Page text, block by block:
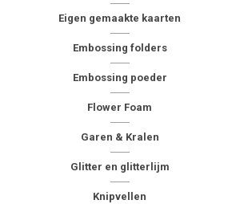
Eigen gemaakte kaarten
Embossing folders
Embossing poeder
Flower Foam
Garen & Kralen
Glitter en glitterlijm
Knipvellen